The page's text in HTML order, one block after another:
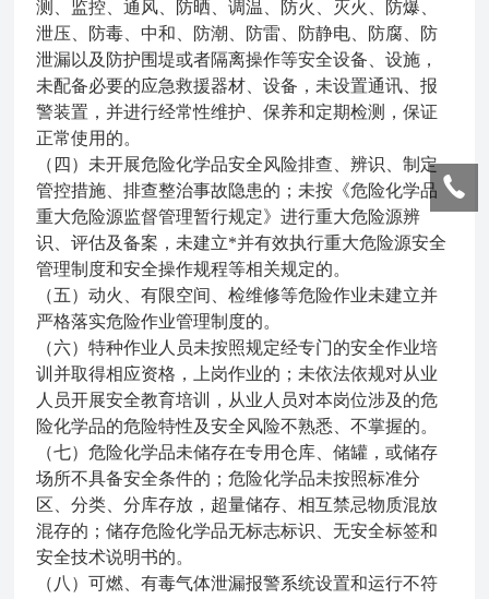
测、监控、通风、防晒、调温、防火、灭火、防爆、
泄压、防毒、中和、防潮、防雷、防静电、防腐、防
泄漏以及防护围堤或者隔离操作等安全设备、设施，
未配备必要的应急救援器材、设备，未设置通讯、报
警装置，并进行经常性维护、保养和定期检测，保证
正常使用的。
（四）未开展危险化学品安全风险排查、辨识、制定
管控措施、排查整治事故隐患的；未按《危险化学品
重大危险源监督管理暂行规定》进行重大危险源辨
识、评估及备案，未建立*并有效执行重大危险源安全
管理制度和安全操作规程等相关规定的。
（五）动火、有限空间、检维修等危险作业未建立并
严格落实危险作业管理制度的。
（六）特种作业人员未按照规定经专门的安全作业培
训并取得相应资格，上岗作业的；未依法依规对从业
人员开展安全教育培训，从业人员对本岗位涉及的危
险化学品的危险特性及安全风险不熟悉、不掌握的。
（七）危险化学品未储存在专用仓库、储罐，或储存
场所不具备安全条件的；危险化学品未按照标准分
区、分类、分库存放，超量储存、相互禁忌物质混放
混存的；储存危险化学品无标志标识、无安全标签和
安全技术说明书的。
（八）可燃、有毒气体泄漏报警系统设置和运行不符